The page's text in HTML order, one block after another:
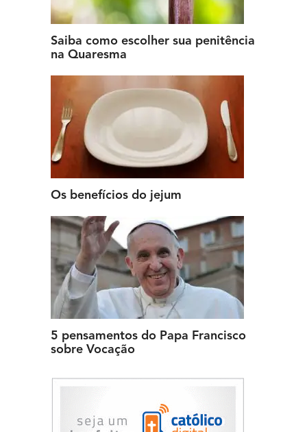
Saiba como escolher sua penitência
na Quaresma
Os benefícios do jejum
5 pensamentos do Papa Francisco
sobre Vocação